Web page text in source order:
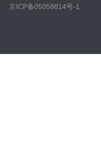
京ICP备05058814号-1